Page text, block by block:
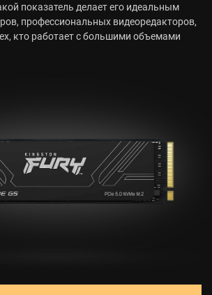
показатель делает его идеальным
профессиональных видеоредакторов,
кто работает с большими объемами